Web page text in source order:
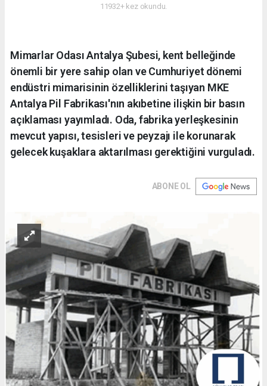
11932+ kez okundu.
Mimarlar Odası Antalya Şubesi, kent belleğinde
önemli bir yere sahip olan ve Cumhuriyet dönemi
endüstri mimarisinin özelliklerini taşıyan MKE
Antalya Pil Fabrikası'nın akıbetine ilişkin bir basın
açıklaması yayımladı. Oda, fabrika yerleşkesinin
mevcut yapısı, tesisleri ve peyzajı ile korunarak
gelecek kuşaklara aktarılması gerektiğini vurguladı.
ABONE OL